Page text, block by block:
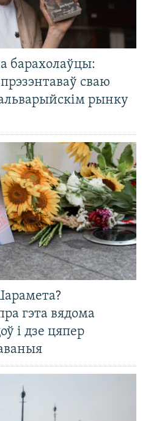
барахолаўцы:
сваю
рынку
гэта вядома
і дзе цяпер